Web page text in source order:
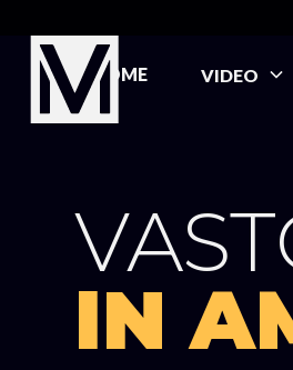
HOME VIDEO
IN